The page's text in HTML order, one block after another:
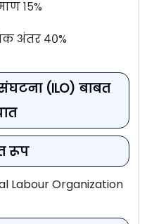
१५%
अंतर ४०%
(ILO) बाबत
रूप
Labour Organization